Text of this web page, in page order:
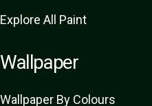
Explore All Paint
Wallpaper
Wallpaper By Colours